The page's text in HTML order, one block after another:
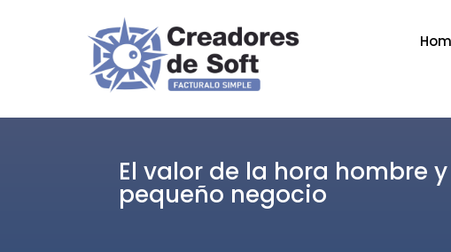
El valor de la hora hombre
pequeño negocio